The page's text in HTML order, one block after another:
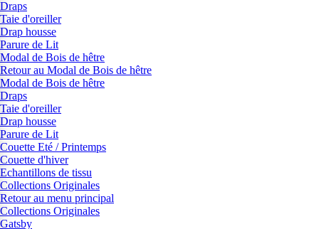
Draps
Taie d'oreiller
Drap housse
Parure de Lit
Modal de Bois de hêtre
Retour au Modal de Bois de hêtre
Modal de Bois de hêtre
Draps
Taie d'oreiller
Drap housse
Parure de Lit
Couette Eté / Printemps
Couette d'hiver
Echantillons de tissu
Collections Originales
Retour au menu principal
Collections Originales
Gatsby